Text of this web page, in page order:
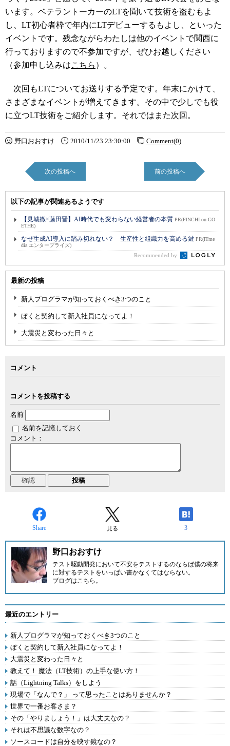
います。ベテラントーカーのLTを聞いて技術を盗むもよ
し、LT初心者枠で年内にLTデビューするもよし、といった
イベントです。残念ながらわたしは他のイベントで関西に
行っておりますので不参加ですが、ぜひお越しください
（参加申し込みはこちら ）。
次回もLTについてお送りする予定です。年末にかけて、
さまざまなイベントが増えてきます。その中で少しでも役
に立つLT技術をご紹介します。それではまた次回。
野口おおすけ 2010/11/23 23:30:00 Comment(0)
次の投稿へ 前の投稿へ
以下の記事が関連あるようです
【見城徹×藤田晋】AI時代でも変わらない経営者の本質 PR(FINCHI on GO
ETHE)
なぜ生成AI導入に踏み切れない？ 生産性と組織力を高める鍵 PR(ITme
dia エンタープライズ)
Recommended by
最新の投稿
新人プログラマが知っておくべき3つのこと
ぼくと契約して新入社員になってよ！
大震災と変わった日々と
コメント
コメントを投稿する
名前
名前を記憶しておく
コメント：
Share 見る 3
野口おおすけ
テスト駆動開発において不安をテストするのならば僕の将来
に対するテストをいっぱい書かなくてはならない。
ブログはこちら 。
最近のエントリー
新人プログラマが知っておくべき3つのこと
ぼくと契約して新入社員になってよ！
大震災と変わった日々と
教えて！ 魔法（LT技術）の上手な使い方！
話（Lightning Talks）をしよう
現場で「なんで？」 って思ったことはありませんか？
世界で一番お客さま？
その「やりましょう！」は大丈夫なの？
それは不思議な数字なの？
ソースコードは自分を映す鏡なの？